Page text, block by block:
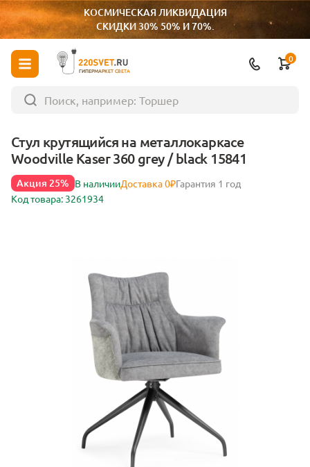
КОСМИЧЕСКАЯ ЛИКВИДАЦИЯ
СКИДКИ 30% 50% И 70%.
ГИПЕРМАРКЕТ СВЕТА
0
Стул крутящийся на металлокаркасе
Woodville Kaser 360 grey / black 15841
Акция 25% В наличииДоставка 0₽Гарантия 1 год
Код товара: 3261934